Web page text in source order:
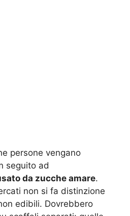
persone vengano
seguito ad
da zucche amare.
non si fa distinzione
edibili. Dovrebbero